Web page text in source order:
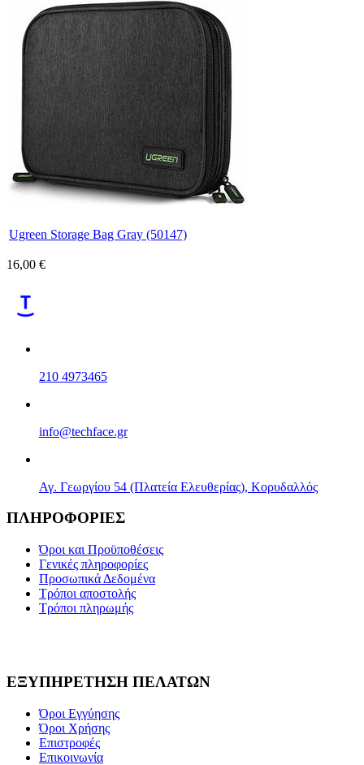
Ugreen Storage Bag Gray (50147)
16,00 €
210 4973465
info@techface.gr
Αγ. Γεωργίου 54 (Πλατεία Ελευθερίας), Κορυδαλλός
ΠΛΗΡΟΦΟΡΙΕΣ
Όροι και Προϋποθέσεις
Γενικές πληροφορίες
Προσωπικά Δεδομένα
Τρόποι αποστολής
Τρόποι πληρωμής
ΕΞΥΠΗΡΕΤΗΣΗ ΠΕΛΑΤΩΝ
Όροι Εγγύησης
Όροι Χρήσης
Επιστροφές
Επικοινωνία